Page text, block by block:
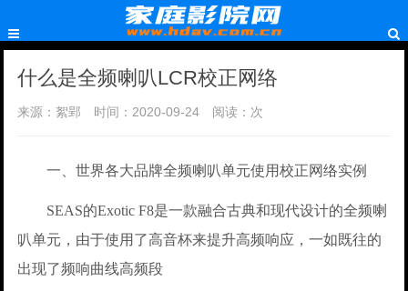
什么是全频喇叭LCR校正网络
来源：絮郢 时间：2020-09-24 阅读： 次
一、世界各大品牌全频喇叭单元使用校正网络实例
SEAS的Exotic F8是一款融合古典和现代设计的全频喇
叭单元，由于使用了高音杯来提升高频响应，一如既往的
出现了频响曲线高频段